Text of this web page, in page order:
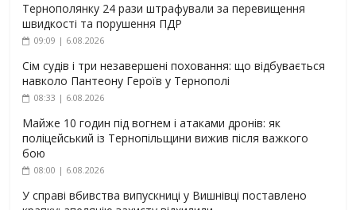
Тернополянку 24 рази штрафували за перевищення
швидкості та порушення ПДР
09:09 | 6.08.2026
Сім судів і три незавершені поховання: що відбувається
навколо Пантеону Героїв у Тернополі
08:33 | 6.08.2026
Майже 10 годин під вогнем і атаками дронів: як
поліцейський із Тернопільщини вижив після важкого
бою
08:00 | 6.08.2026
У справі вбивства випускниці у Вишнівці поставлено